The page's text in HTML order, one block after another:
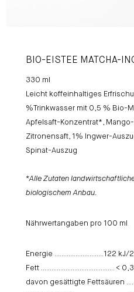
BIO-EISTEE MATCHA-
330 ml
Leicht koffeinhaltiges
%Trinkwasser mit 0,5 % Bio-
Apfelsaft-Konzentrat*,
Zitronensaft, 1% Ingwer-
Spinat-Auszug
*Alle Zutaten
biologischem Anbau.
Nährwertangaben pro 100 ml
Energie ……………………….122 kJ/
Fett …………………………………… <
davon gesättigte Fettsäuren